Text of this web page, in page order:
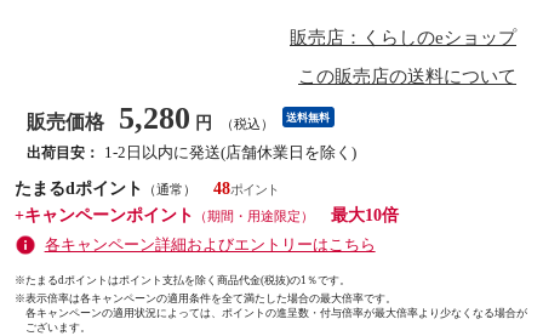
販売店：くらしのeショップ
この販売店の送料について
販売価格 5,280 円 （税込） 送料無料
出荷目安：
1-2日以内に発送(店舗休業日を除く)
たまるdポイント
（通常）
48
+キャンペーンポイント
（期間・用途限定）
最大10倍
各キャンペーン詳細およびエントリーはこちら
※たまるdポイントはポイント支払を除く商品代金(税抜)の1％です。
※表示倍率は各キャンペーンの適用条件を全て満たした場合の最大倍率です。
各キャンペーンの適用状況によっては、ポイントの進呈数・付与倍率が最大倍率より少なくなる場合が
ございます。